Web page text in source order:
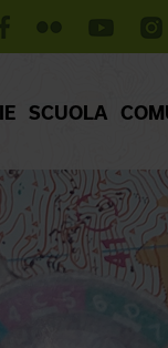
SCUOLA